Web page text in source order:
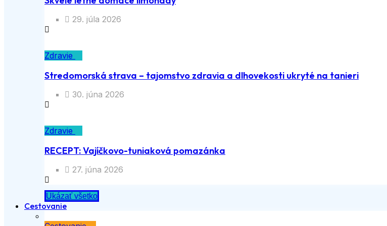
29. júla 2026
Zdravie
Stredomorská strava – tajomstvo zdravia a dlhovekosti ukryté na tanieri
30. júna 2026
Zdravie
RECEPT: Vajíčkovo-tuniaková pomazánka
27. júna 2026
Ukázať všetko
Cestovanie